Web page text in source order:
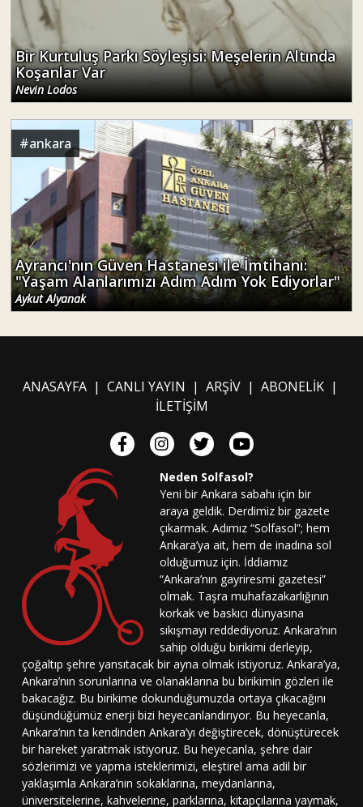
Bir Kurtuluş Parkı Söyleşisi: Meşelerin Altında
Koşanlar Var
Nevin Lodos
#ankara
Ayrancı'nın Güven Hastanesi ile İmtihanı:
"Yaşam Alanlarımızı Adım Adım Yok Ediyorlar"
Aykut Alyanak
ANASAYFA| CANLI YAYIN | ARŞİV| ABONELİK|
İLETİŞİM
Neden Solfasol?
Yeni bir Ankara sabahı için bir
araya geldik. Derdimiz bir gazete
çıkarmak. Adımız “Solfasol”; hem
Ankara’ya ait, hem de inadına sol
olduğumuz için. İddiamız
“Ankara’nın gayriresmi gazetesi”
olmak. Taşra muhafazakarlığının
korkak ve baskıcı dünyasına
sıkışmayı reddediyoruz. Ankara’nın
sahip olduğu birikimi derleyip,
çoğaltıp şehre yansıtacak bir ayna olmak istiyoruz. Ankara’ya,
Ankara’nın sorunlarına ve olanaklarına bu birikimin gözleri ile
bakacağız. Bu birikime dokunduğumuzda ortaya çıkacağını
düşündüğümüz enerji bizi heyecanlandırıyor. Bu heyecanla,
Ankara’nın ta kendinden Ankara’yı değiştirecek, dönüştürecek
bir hareket yaratmak istiyoruz. Bu heyecanla, şehre dair
sözlerimizi ve yapma isteklerimizi, eleştirel ama adil bir
yaklaşımla Ankara’nın sokaklarına, meydanlarına,
üniversitelerine, kahvelerine, parklarına, kitapçılarına yaymak,